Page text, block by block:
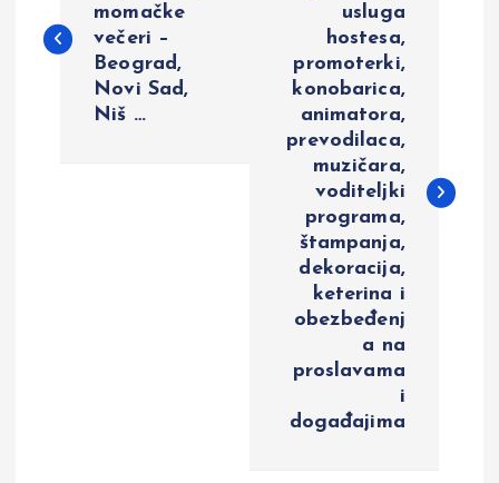
s
momačke
večeri –
Beograd,
Novi Sad,
Niš …
usluga
hostesa,
promoterki,
konobarica,
animatora,
prevodilaca,
muzičara,
voditeljki
programa,
štampanja,
dekoracija,
keterina i
obezbeđenj
a na
proslavama
i
događajima